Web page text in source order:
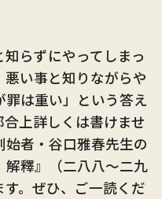
らずにやってしまっ
い事と知りながらや
は重い」という答え
上詳しくは書けませ
者・谷口雅春先生の
解釋』（二八八～二九
。ぜひ、ご一読くだ